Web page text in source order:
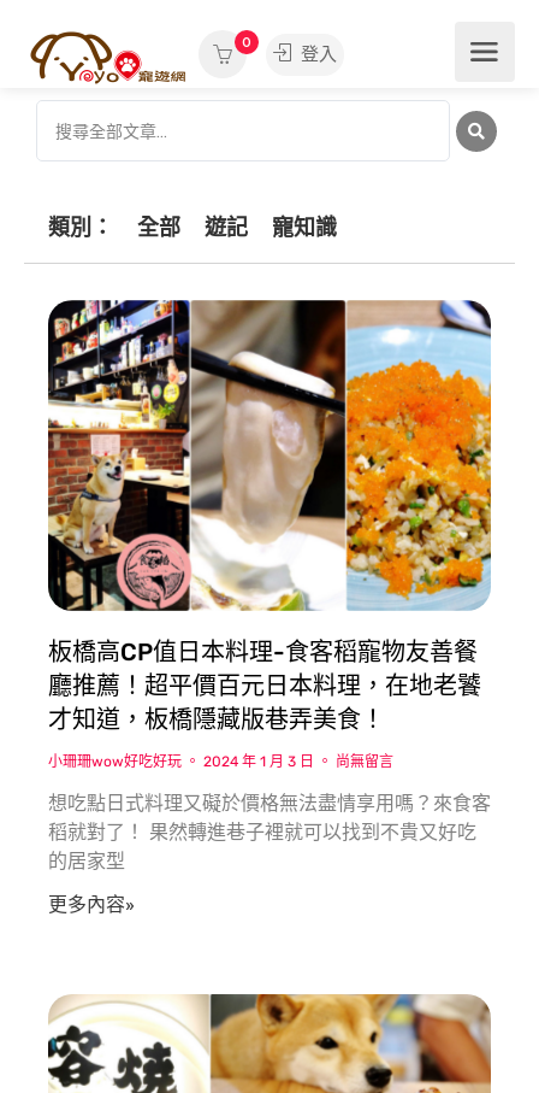
0
登入
類別： 全部 遊記 寵知識
板橋高CP值日本料理-食客稻寵物友善餐
廳推薦！超平價百元日本料理，在地老饕
才知道，板橋隱藏版巷弄美食！
小珊珊wow好吃好玩 2024 年 1 月 3 日 尚無留言
想吃點日式料理又礙於價格無法盡情享用嗎？來食客
稻就對了！ 果然轉進巷子裡就可以找到不貴又好吃
的居家型
更多內容»